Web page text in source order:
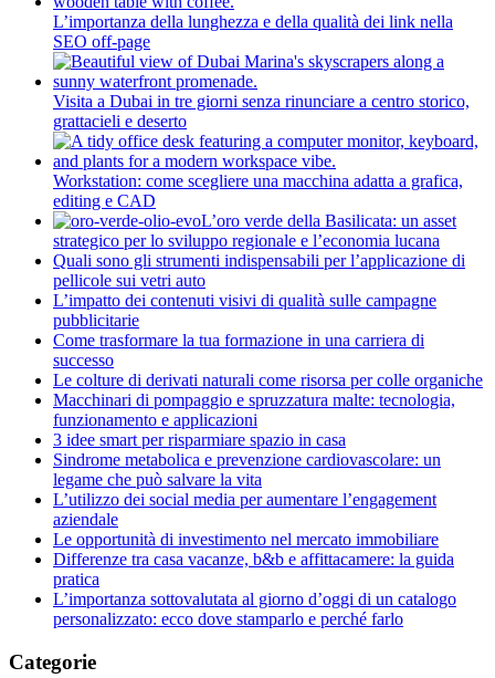
L’importanza della lunghezza e della qualità dei link nella
SEO off-page
Visita a Dubai in tre giorni senza rinunciare a centro storico,
grattacieli e deserto
Workstation: come scegliere una macchina adatta a grafica,
editing e CAD
L’oro verde della Basilicata: un asset
strategico per lo sviluppo regionale e l’economia lucana
Quali sono gli strumenti indispensabili per l’applicazione di
pellicole sui vetri auto
L’impatto dei contenuti visivi di qualità sulle campagne
pubblicitarie
Come trasformare la tua formazione in una carriera di
successo
Le colture di derivati naturali come risorsa per colle organiche
Macchinari di pompaggio e spruzzatura malte: tecnologia,
funzionamento e applicazioni
3 idee smart per risparmiare spazio in casa
Sindrome metabolica e prevenzione cardiovascolare: un
legame che può salvare la vita
L’utilizzo dei social media per aumentare l’engagement
aziendale
Le opportunità di investimento nel mercato immobiliare
Differenze tra casa vacanze, b&b e affittacamere: la guida
pratica
L’importanza sottovalutata al giorno d’oggi di un catalogo
personalizzato: ecco dove stamparlo e perché farlo
Categorie